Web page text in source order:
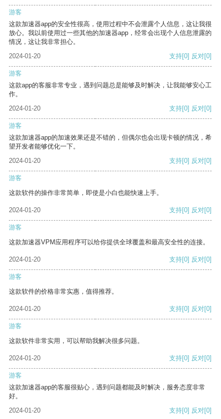
游客
这款加速器app的安全性很高，使用过程中不会泄露个人信息，这让我很
放心。我以前使用过一些其他的加速器app，经常会出现个人信息泄露的
情况，这让我非常担心。
2024-01-20
支持[0] 反对[0]
游客
这款app的客服非常专业，遇到问题总是能够及时解决，让我能够安心工
作。
2024-01-20
支持[0] 反对[0]
游客
这款加速器app的加速效果还是不错的，但偶尔也会出现卡顿的情况，希
望开发者能够优化一下。
2024-01-20
支持[0] 反对[0]
游客
这款软件的操作非常简单，即使是小白也能快速上手。
2024-01-20 支持[0] 反对[0]
游客
这款加速器VPM应用程序可以给你提供全球覆盖和最高安全性的连接。
2024-01-20 支持[0] 反对[0]
游客
这款软件的价格非常实惠，值得推荐。
2024-01-20 支持[0] 反对[0]
游客
这款软件非常实用，可以帮助我解决很多问题。
2024-01-20 支持[0] 反对[0]
游客
这款加速器app的客服很贴心，遇到问题都能及时解决，服务态度非常
好。
2024-01-20
支持[0] 反对[0]